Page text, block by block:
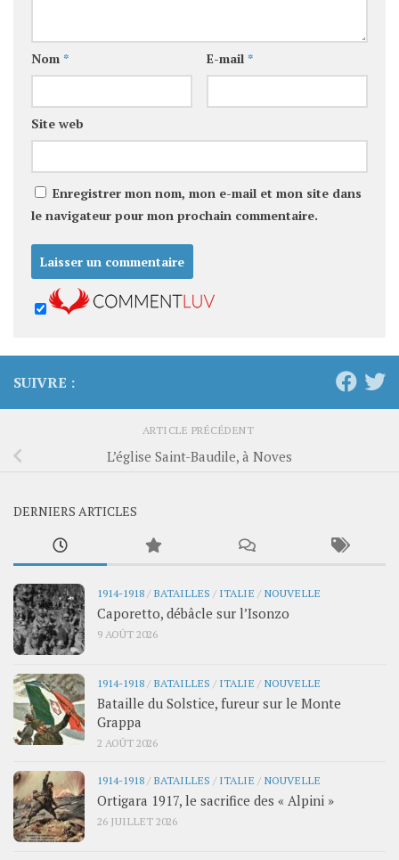
Nom * E-mail *
Site web
Enregistrer mon nom, mon e-mail et mon site dans
le navigateur pour mon prochain commentaire.
SUIVRE :
ARTICLE PRÉCÉDENT
L’église Saint-Baudile, à Noves
DERNIERS ARTICLES
1914-1918 / BATAILLES / ITALIE / NOUVELLE
Caporetto, débâcle sur l’Isonzo
9 AOÛT 2026
1914-1918 / BATAILLES / ITALIE / NOUVELLE
Bataille du Solstice, fureur sur le Monte
Grappa
2 AOÛT 2026
1914-1918 / BATAILLES / ITALIE / NOUVELLE
Ortigara 1917, le sacrifice des « Alpini »
26 JUILLET 2026